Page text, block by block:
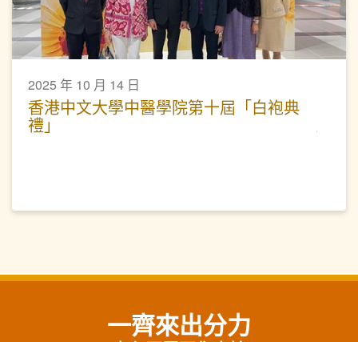
2025 年 10 月 14 日
香港中文大學中醫學院第十屆「白袍典
禮」
一齊來出分力